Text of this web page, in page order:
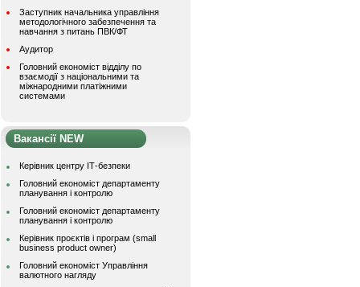
Заступник начальника управління
методологічного забезпечення та
навчання з питань ПВК/ФТ
Аудитор
Головний економіст відділу по
взаємодії з національними та
міжнародними платіжними
системами
Вакансії NEW
Керівник центру ІТ-безпеки
Головний економіст департаменту
планування і контролю
Головний економіст департаменту
планування і контролю
Керівник проєктів і програм (small
business product owner)
Головний економіст Управління
валютного нагляду